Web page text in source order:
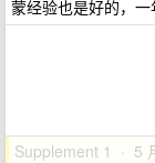
蒙经验也是好的，一
Supplement 1 · 5